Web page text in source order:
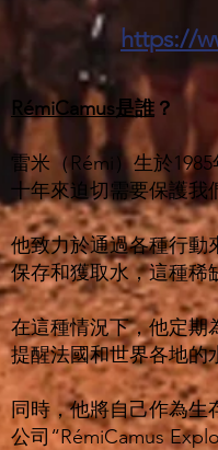
https://
RémiCamus是誰 ？
雷米（Rémi）生於
十年來迫切需要保護我
他致力於通過各種行動
保存和獲取水，這種稀
在這種情況下，他定期
提醒法國和世界各地的
同時，他將自己作為生
公司“RémiCamus